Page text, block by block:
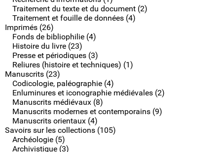
Traitement du texte et du document (2)
Traitement et fouille de données (4)
Imprimés (26)
Fonds de bibliophilie (4)
Histoire du livre (23)
Presse et périodiques (3)
Reliures (histoire et techniques) (1)
Manuscrits (23)
Codicologie, paléographie (4)
Enluminures et iconographie médiévales (2)
Manuscrits médiévaux (8)
Manuscrits modernes et contemporains (9)
Manuscrits orientaux (4)
Savoirs sur les collections (105)
Archéologie (5)
Archivistique (3)